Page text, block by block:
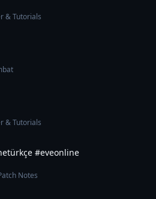
& Tutorials
& Tutorials
#eveonline
Notes